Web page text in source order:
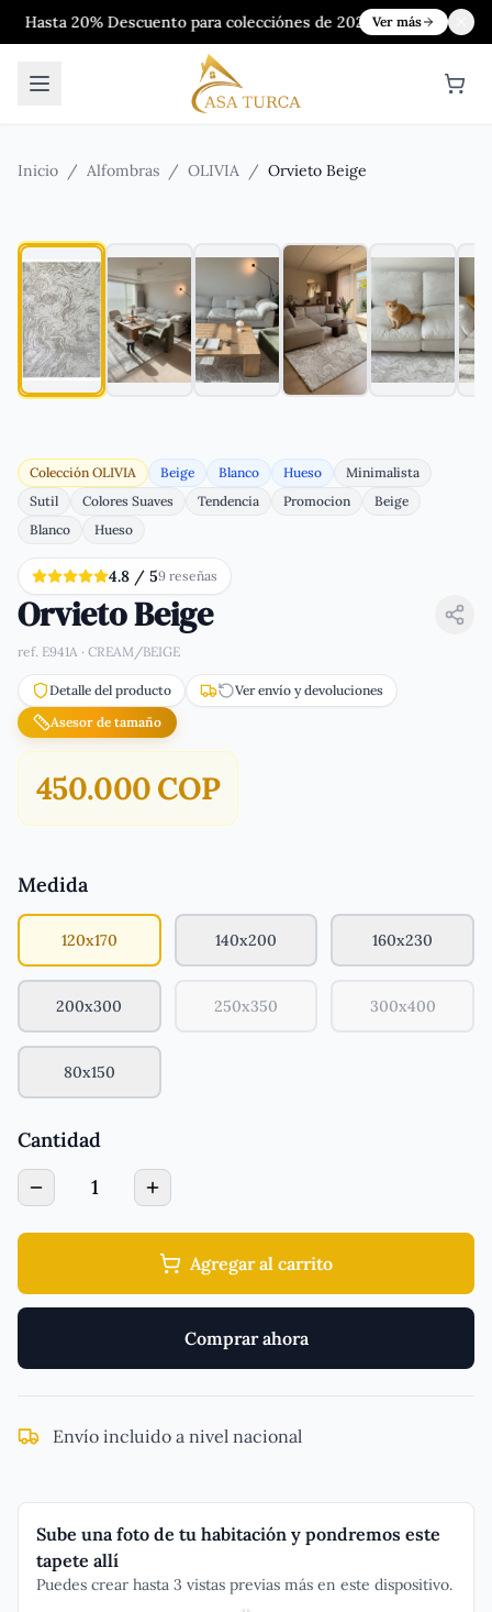
Descuento para colecciónes de 2024&2025 Ver más
Inicio / Alfombras / OLIVIA / Orvieto Beige
Colección OLIVIA Beige Blanco Hueso
Minimalista
Sutil
Colores Suaves Tendencia Promocion
Beige
Blanco
Hueso
Orvieto Beige
4.8 / 59 reseñas
ref. E941A · CREAM/BEIGE
Detalle del producto
Ver envío y devoluciones
Asesor de tamaño
450.000 COP
Medida
120x170 140x200 160x230
200x300 250x350 300x400
80x150
Cantidad
1
Agregar al carrito
Comprar ahora
Envío incluido a nivel nacional
Sube una foto de tu habitación y pondremos este
tapete allí
Puedes crear hasta 3 vistas previas más en este dispositivo.